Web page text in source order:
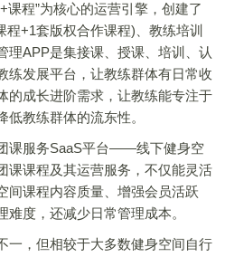
程”为核心的运营引擎，创建了
程+1套版权合作课程)、教练培训
理APP是集接课、授课、培训、认
练发展平台，让教练群体有日常收
的成长进阶需求，让教练能专注于
教练群体的流东性。
服务SaaS平台——线下健身空
课课程及其运营服务，不仅能灵活
间课程内容质量、增强会员活跃
度，还减少日常管理成本。
，但相较于大多数健身空间自行